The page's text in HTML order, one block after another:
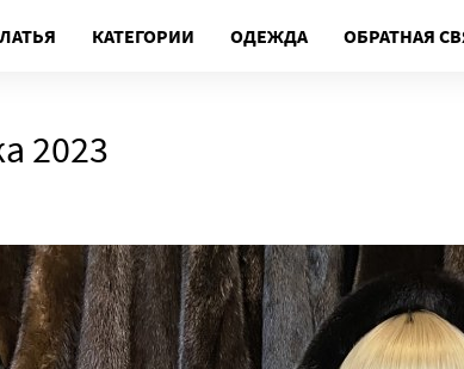
КАТЕГОРИИ ОДЕЖДА ОБРАТНАЯ
2023